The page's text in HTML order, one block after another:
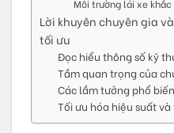
Môi trường lái xe
Lời khuyên chuyên gia
tối ưu
Đọc hiểu thông số kỹ
Tầm quan trọng của
Các lầm tưởng phổ
Tối ưu hóa hiệu suất